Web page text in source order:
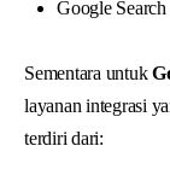
Google
Sementara untuk
layanan integrasi
terdiri dari: